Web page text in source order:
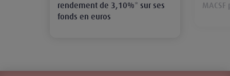
rendement de 3,10%* sur ses
fonds en euros